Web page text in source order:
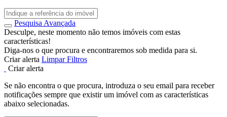
Pesquisa Avançada
Desculpe, neste momento não temos imóveis com estas
características!
Diga-nos o que procura e encontraremos sob medida para si.
Criar alerta Limpar Filtros
Criar alerta
Se não encontra o que procura, introduza o seu email para receber
notificações sempre que existir um imóvel com as características
abaixo selecionadas.